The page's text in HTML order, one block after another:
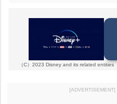
（C）2023 Disney and its related entities
[ADVERTISEMENT]